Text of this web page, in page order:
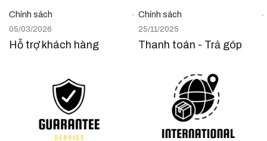
Chính sách
05/03/2026
Hỗ trợ khách hàng
Chính sách
25/11/2025
Thanh toán - Trả góp